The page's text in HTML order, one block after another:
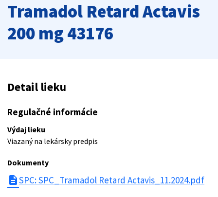
Tramadol Retard Actavis
200 mg 43176
Detail lieku
Regulačné informácie
Výdaj lieku
Viazaný na lekársky predpis
Dokumenty
descriptionSPC: SPC_Tramadol Retard Actavis_11.2024.pdf